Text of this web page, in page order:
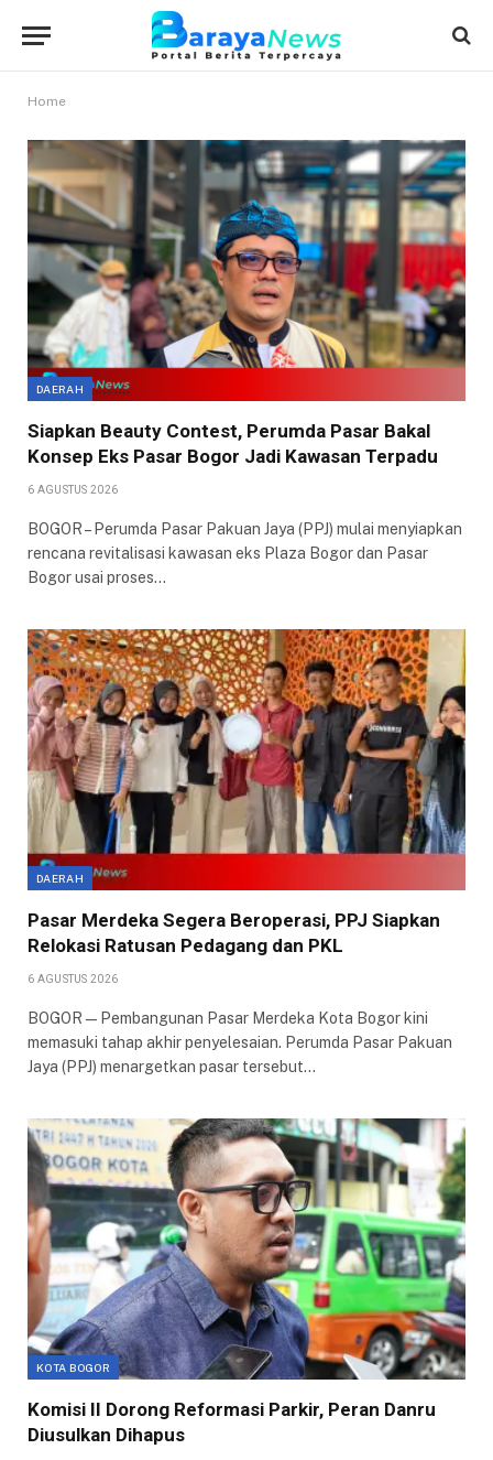
Home
DAERAH
Siapkan Beauty Contest, Perumda Pasar Bakal
Konsep Eks Pasar Bogor Jadi Kawasan Terpadu
6 AGUSTUS 2026
BOGOR – Perumda Pasar Pakuan Jaya (PPJ) mulai menyiapkan
rencana revitalisasi kawasan eks Plaza Bogor dan Pasar
Bogor usai proses…
DAERAH
Pasar Merdeka Segera Beroperasi, PPJ Siapkan
Relokasi Ratusan Pedagang dan PKL
6 AGUSTUS 2026
BOGOR — Pembangunan Pasar Merdeka Kota Bogor kini
memasuki tahap akhir penyelesaian. Perumda Pasar Pakuan
Jaya (PPJ) menargetkan pasar tersebut…
KOTA BOGOR
Komisi II Dorong Reformasi Parkir, Peran Danru
Diusulkan Dihapus